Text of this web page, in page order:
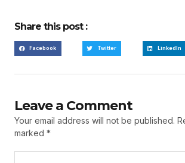
Share this post :
Facebook Twitter LinkedIn
Leave a Comment
Your email address will not be published.
marked *